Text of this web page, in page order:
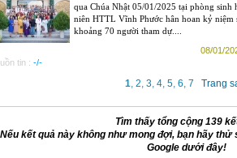
qua Chúa Nhật 05/01/2025 tại phòng sinh
niên HTTL Vĩnh Phước hân hoan kỷ
khoảng 70 người tham dự....
08/01/
tin : -/-
1, 2, 3, 4, 5, 6, 7 Trang
Tìm thấy tổng cộng 139
Nếu kết quả này không như mong đợi, bạn hãy
Google dưới đây!